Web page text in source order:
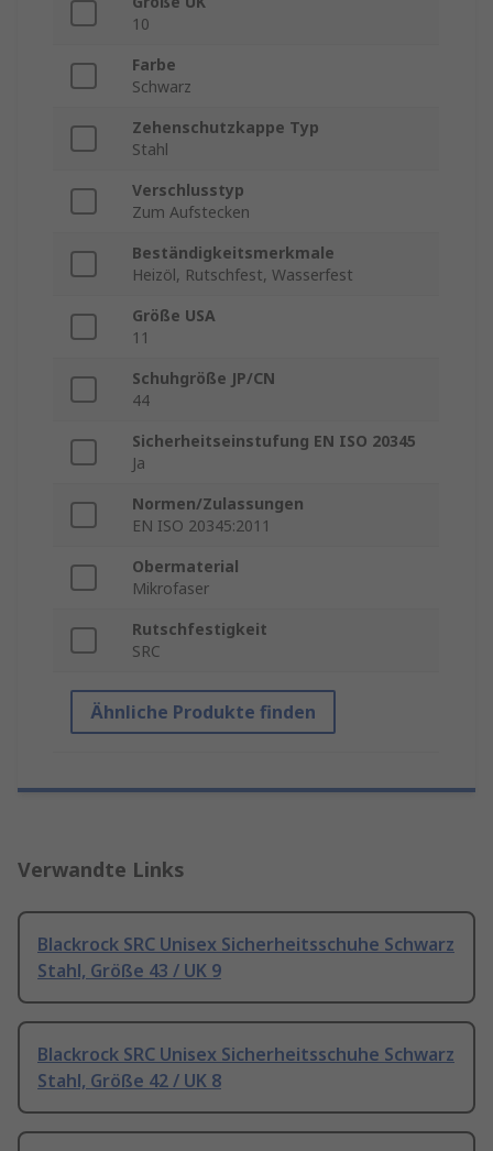
10
Farbe
Schwarz
Zehenschutzkappe Typ
Stahl
Verschlusstyp
Zum Aufstecken
Beständigkeitsmerkmale
Heizöl, Rutschfest, Wasserfest
Größe USA
11
Schuhgröße JP/CN
44
Sicherheitseinstufung EN ISO 20345
Ja
Normen/Zulassungen
EN ISO 20345:2011
Obermaterial
Mikrofaser
Rutschfestigkeit
SRC
Ähnliche Produkte finden
Verwandte Links
Blackrock SRC Unisex Sicherheitsschuhe Schwarz
Stahl, Größe 43 / UK 9
Blackrock SRC Unisex Sicherheitsschuhe Schwarz
Stahl, Größe 42 / UK 8